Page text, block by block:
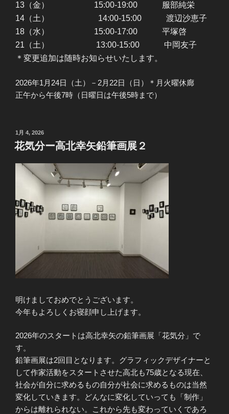
13（金） 15:00-19:00 服部純栄
14（土） 14:00-15:00 渡辺沙恵子
18（水） 15:00-17:00 平塚啓
21（土） 13:00-15:00 中岡友子
＊変更追加は随時お知らせいたします。
2026年1月24日（土）－2月22日（日）＊月火曜休廊
正午から午後7時（日曜日は午後5時まで）
投
稿
日:
1月 4, 2026
花気分ー高北幸矢鉛筆画展２
明けましておめでとうございます。
今年もよろしくお寝顔申し上げます。
2026年のスタートは高北幸矢の鉛筆画展「花気分」で
す。
鉛筆画展は2回目となります。グラフィックデザイナーと
して作家活動をスタートさせた高北も75歳となる現在、
社会が自分に求めるもの自分が社会に求めるものは当然
変化していきます。どんなに変化していっても「制作」
からは離れられない。これから先も変わっていくであろ